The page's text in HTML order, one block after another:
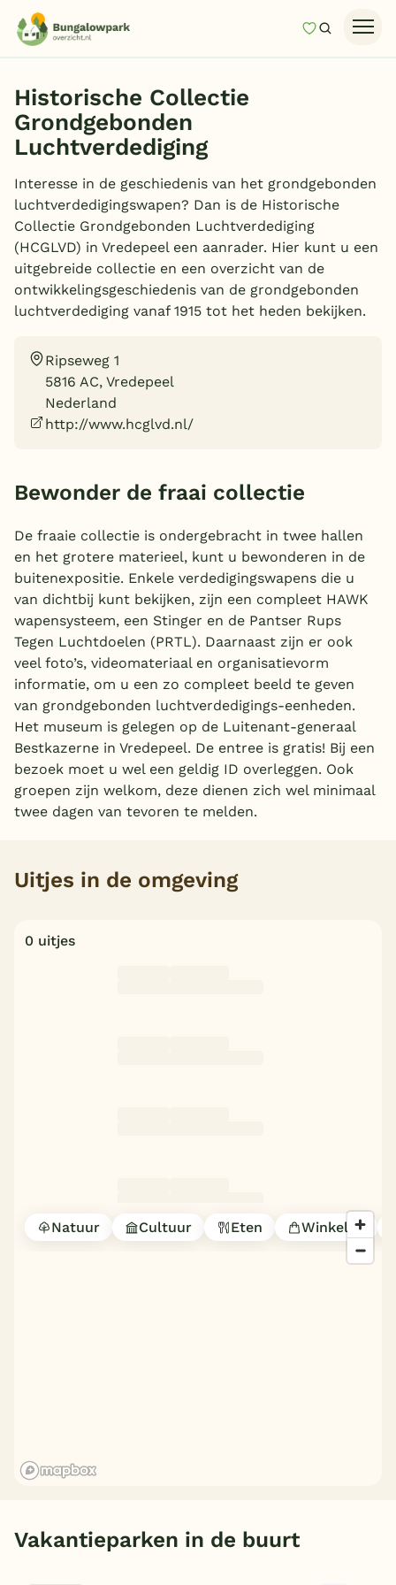
MijnZoeken
Last minutes
Top 12 aanbiedingen
Nazomeren
Vakantiehuizen
Vakantiepark keuzehulp
Onze vakantiegidsen
Subtropisch zwembad
Overdekt zwembad
Indoor speeltuin
Keuzehulp
Bestemmingen
Nederland
Veluwe
Texel
Limburg
Duitsland
Historische Collectie
Grondgebonden
Luchtverdediging
Interesse in de geschiedenis van het grondgebonden
luchtverdedigingswapen? Dan is de Historische
Collectie Grondgebonden Luchtverdediging
(HCGLVD) in Vredepeel een aanrader. Hier kunt u een
uitgebreide collectie en een overzicht van de
ontwikkelingsgeschiedenis van de grondgebonden
luchtverdediging vanaf 1915 tot het heden bekijken.
Ripseweg 1
5816 AC, Vredepeel
Nederland
http://www.hcglvd.nl/
Bewonder de fraai collectie
De fraaie collectie is ondergebracht in twee hallen
en het grotere materieel, kunt u bewonderen in de
buitenexpositie. Enkele verdedigingswapens die u
van dichtbij kunt bekijken, zijn een compleet HAWK
wapensysteem, een Stinger en de Pantser Rups
Tegen Luchtdoelen (PRTL). Daarnaast zijn er ook
veel foto’s, videomateriaal en organisatievorm
informatie, om u een zo compleet beeld te geven
van grondgebonden luchtverdedigings-eenheden.
Het museum is gelegen op de Luitenant-generaal
Bestkazerne in Vredepeel. De entree is gratis! Bij een
bezoek moet u wel een geldig ID overleggen. Ook
groepen zijn welkom, deze dienen zich wel minimaal
twee dagen van tevoren te melden.
Uitjes in de omgeving
0 uitjes
Natuur Cultuur Eten Winkelen
Vakantieparken in de buurt